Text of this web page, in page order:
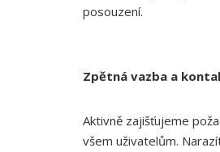
posouzení.
Zpětná vazba a
Aktivně zajišťujeme
všem uživatelům.